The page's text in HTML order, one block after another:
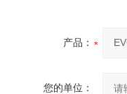
产品：
您的单位：